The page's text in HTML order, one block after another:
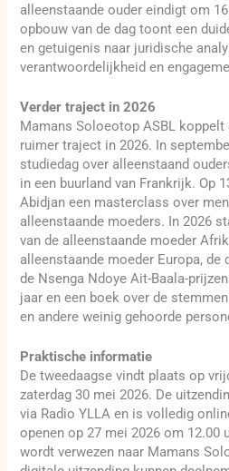
alleenstaande ouder eindigt om
opbouw van de dag toont een
en getuigenis naar juridische
verantwoordelijkheid en
Verder traject in 2026
Mamans Soloeotop ASBL koppelt
ruimer traject in 2026. In
studiedag over alleenstaand
in een buurland van Frankrijk. Op
Abidjan een masterclass over
alleenstaande moeders. In 2026
van de alleenstaande moeder
alleenstaande moeder Europa,
de Nsenga Ndoye Ait-Baala-
jaar en een boek over de
en andere weinig gehoorde
Praktische informatie
De tweedaagse vindt plaats op
zaterdag 30 mei 2026. De
via Radio YLLA en is volledig
openen op 27 mei 2026 om 12.00
wordt verwezen naar Mamans